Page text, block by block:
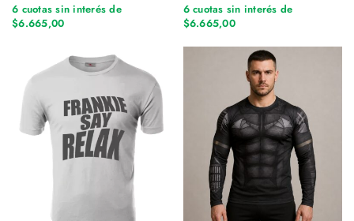
6 cuotas sin interés de
$6.665,00
6 cuotas sin interés de
$6.665,00